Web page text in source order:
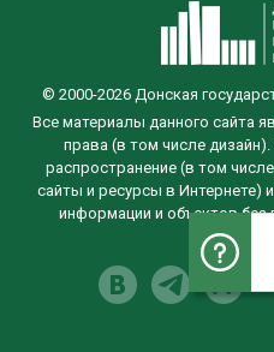
© 2000-2026 Донская
Все материалы данного сайта
права (в том числе
распространение (в том
сайты и ресурсы в Интернете)
информации и объектов без